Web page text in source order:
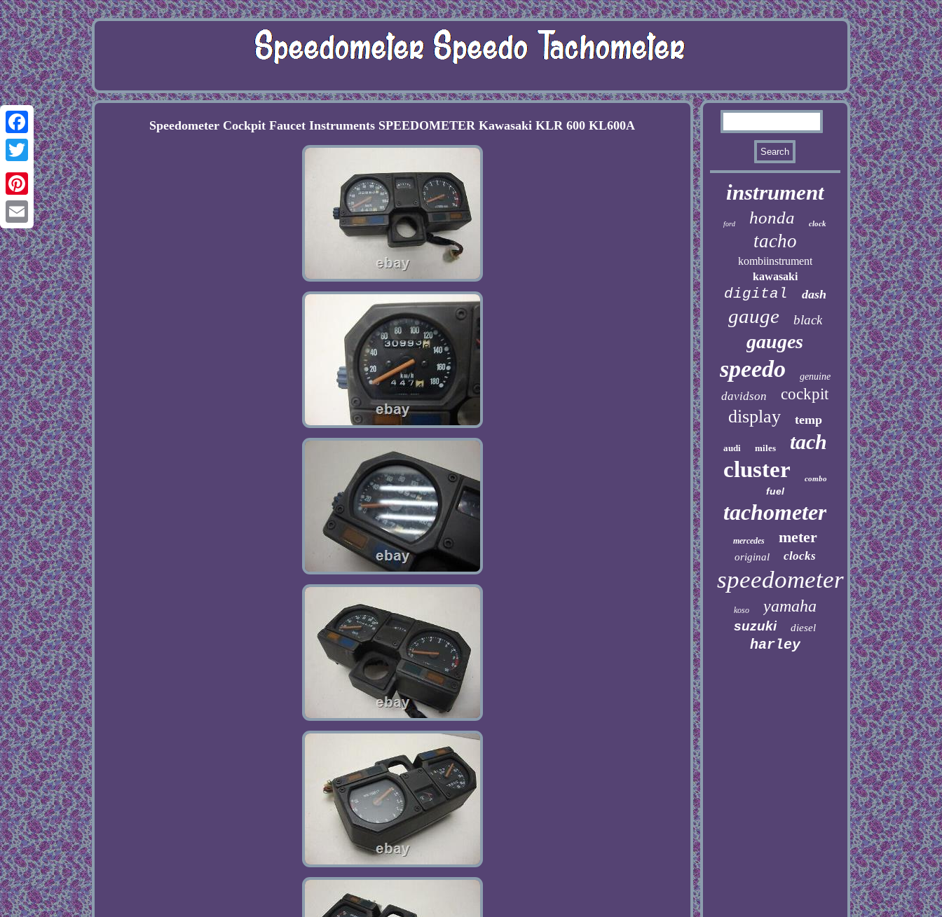
Facebook
Twitter
Pinterest
Email
Speedometer Cockpit Faucet Instruments SPEEDOMETER Kawasaki KLR 600 KL600A
instrument
ford honda clock
tacho
kombiinstrument
kawasaki
digital dash
gauge black
gauges
speedo genuine
davidson cockpit
display temp
audi miles tach
cluster combo
fuel
tachometer
mercedes meter
original clocks
speedometer
koso yamaha
suzuki diesel
harley